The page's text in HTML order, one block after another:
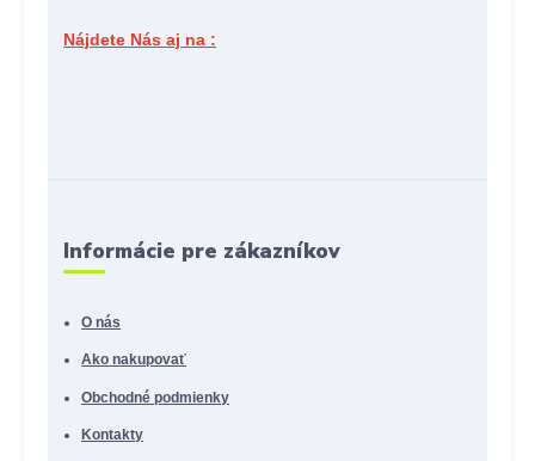
Nájdete Nás aj na :
Informácie pre zákazníkov
O nás
Ako nakupovať
Obchodné podmienky
Kontakty